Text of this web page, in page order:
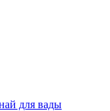
для вады